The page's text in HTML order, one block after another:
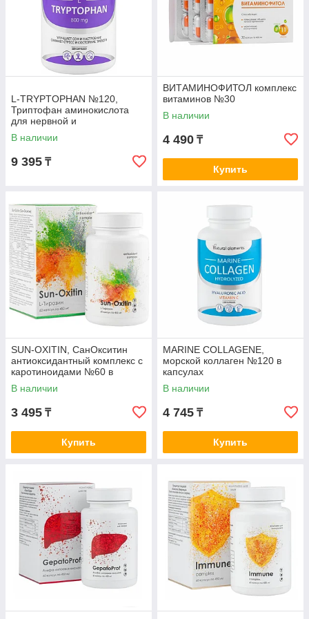
исследовательских групп в России и мире и с учетом
новейших достижений современной нутрициологии.
Комплексы учитывают все вышеуказанные требования,
предъявляемые к современным комплексом
нутрицевтической поддержки.
L-TRYPTOPHAN №120,
Триптофан аминокислота
для нервной и
психосоматической системы
В наличии
9 395 ₸
ВИТАМИНОФИТОЛ комплекс
витаминов №30
В наличии
4 490 ₸
Купить
SUN-OXITIN, СанОкситин
антиоксидантный комплекс с
каротиноидами №60 в
капсулах
В наличии
3 495 ₸
Купить
MARINE COLLAGENE,
морской коллаген №120 в
капсулах
В наличии
4 745 ₸
Купить